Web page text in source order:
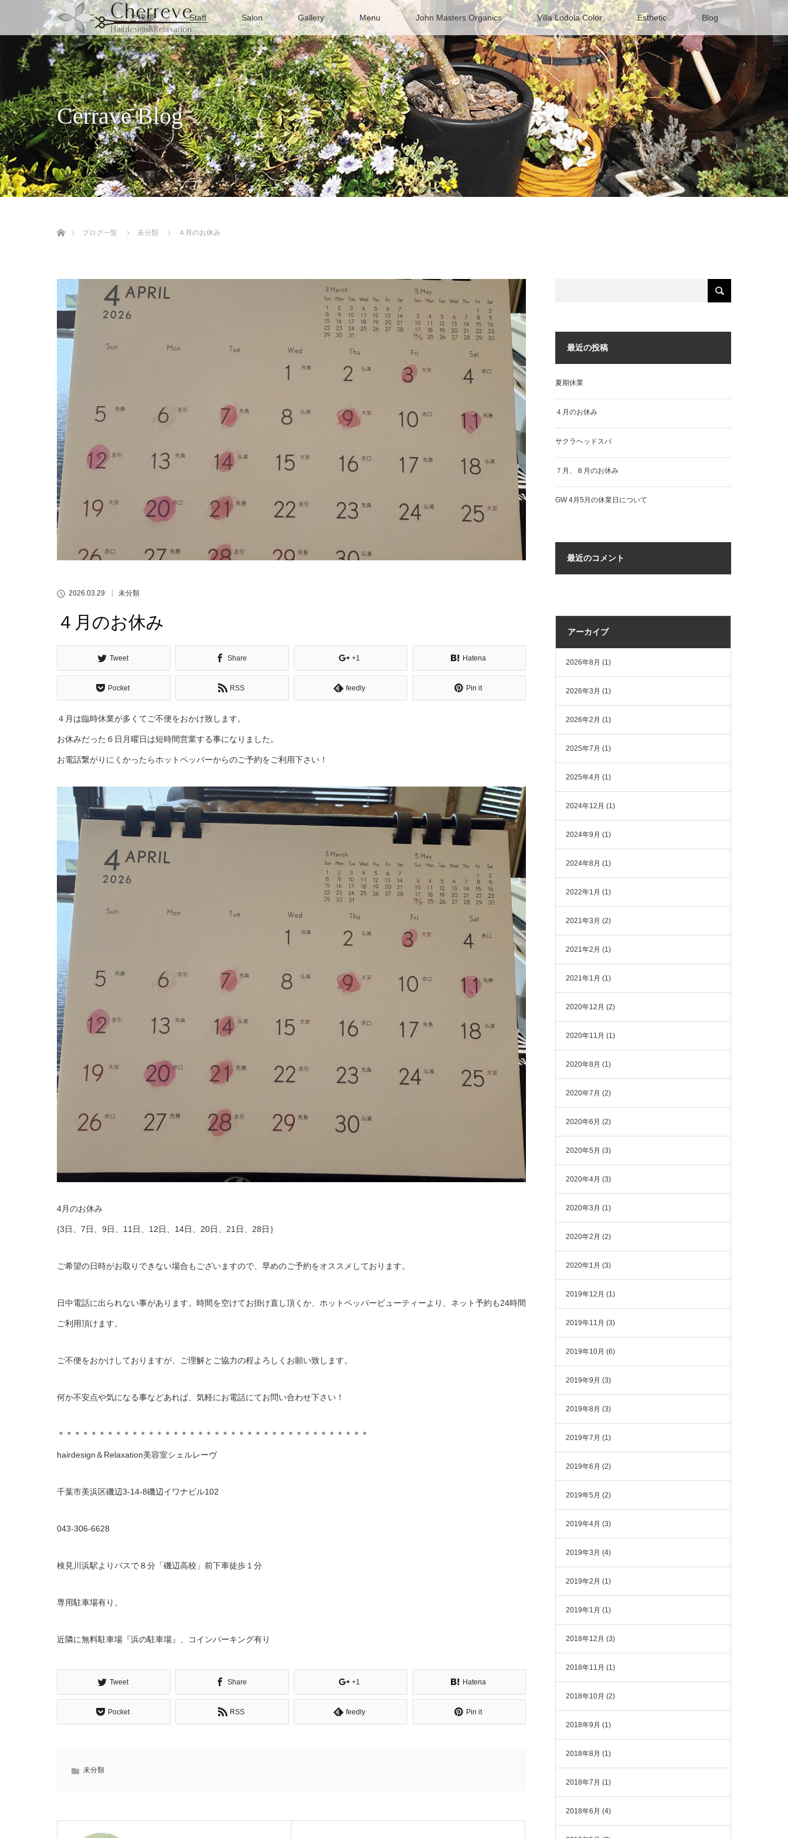
HOME ご挨拶 Staff Salon Gallery Menu John Masters Organics Villa Lodola Color Esthetic Blog
Cerrave Blog
ブログ一覧
未分類 ４月のお休み
2026.03.29 未分類
４月のお休み
Tweet Share +1 Hatena
Pocket RSS feedly Pin it
４月は臨時休業が多くてご不便をおかけ致します。
お休みだった６日月曜日は短時間営業する事になりました。
お電話繋がりにくかったらホットペッパーからのご予約をご利用下さい！
4月のお休み
{3日、7日、9日、11日、12日、14日、20日、21日、28日｝
ご希望の日時がお取りできない場合もございますので、早めのご予約をオススメしております。
日中電話に出られない事があります。時間を空けてお掛け直し頂くか、ホットペッパービューティーより、ネット予約も24時間
ご利用頂けます。
ご不便をおかけしておりますが、ご理解とご協力の程よろしくお願い致します。
何か不安点や気になる事などあれば、気軽にお電話にてお問い合わせ下さい！
＊＊＊＊＊＊＊＊＊＊＊＊＊＊＊＊＊＊＊＊＊＊＊＊＊＊＊＊＊＊＊＊＊＊＊＊＊＊
hairdesign＆Relaxation美容室シェルレーヴ
千葉市美浜区磯辺3-14-8磯辺イワナビル102
043-306-6628
検見川浜駅よりバスで８分「磯辺高校」前下車徒歩１分
専用駐車場有り。
近隣に無料駐車場『浜の駐車場』、コインパーキング有り
Tweet Share +1 Hatena
Pocket RSS feedly Pin it
未分類
最近の投稿
夏期休業
４月のお休み
サクラヘッドスパ
７月、８月のお休み
GW 4月5月の休業日について
最近のコメント
アーカイブ
2026年8月 (1)
2026年3月 (1)
2026年2月 (1)
2025年7月 (1)
2025年4月 (1)
2024年12月 (1)
2024年9月 (1)
2024年8月 (1)
2022年1月 (1)
2021年3月 (2)
2021年2月 (1)
2021年1月 (1)
2020年12月 (2)
2020年11月 (1)
2020年8月 (1)
2020年7月 (2)
2020年6月 (2)
2020年5月 (3)
2020年4月 (3)
2020年3月 (1)
2020年2月 (2)
2020年1月 (3)
2019年12月 (1)
2019年11月 (3)
2019年10月 (6)
2019年9月 (3)
2019年8月 (3)
2019年7月 (1)
2019年6月 (2)
2019年5月 (2)
2019年4月 (3)
2019年3月 (4)
2019年2月 (1)
2019年1月 (1)
2018年12月 (3)
2018年11月 (1)
2018年10月 (2)
2018年9月 (1)
2018年8月 (1)
2018年7月 (1)
2018年6月 (4)